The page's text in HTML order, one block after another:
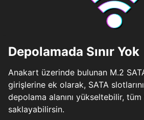
Depolamada Sınır Yok
Anakart üzerinde bulunan M.2
girişlerine ek olarak, SATA
depolama alanını yükseltebilir,
saklayabilirsin.